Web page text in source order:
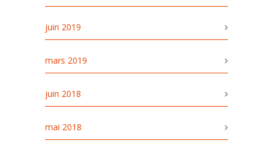
juin 2019
mars 2019
juin 2018
mai 2018